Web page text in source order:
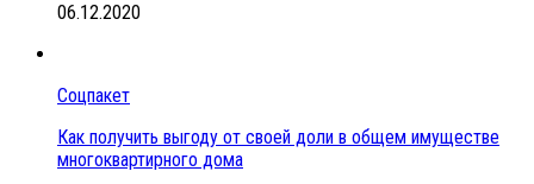
06.12.2020
Соцпакет
Как получить выгоду от своей доли в общем имуществе
многоквартирного дома